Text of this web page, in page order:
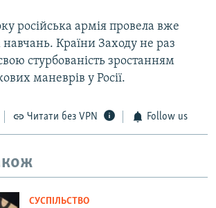
російська армія провела вже
Країни Заходу не раз
стурбованість зростанням
маневрів у Росії.
Читати без VPN Follow us
СУСПІЛЬСТВО